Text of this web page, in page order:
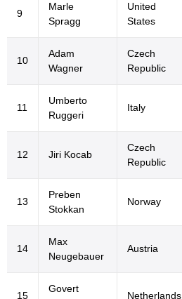
9
Marle
Spragg
United
States
10
Adam
Wagner
Czech
Republic
11
Umberto
Ruggeri
Italy
12 Jiri Kocab
Czech
Republic
13
Preben
Stokkan
Norway
14
Max
Neugebauer
Austria
15
Govert
Netherlands